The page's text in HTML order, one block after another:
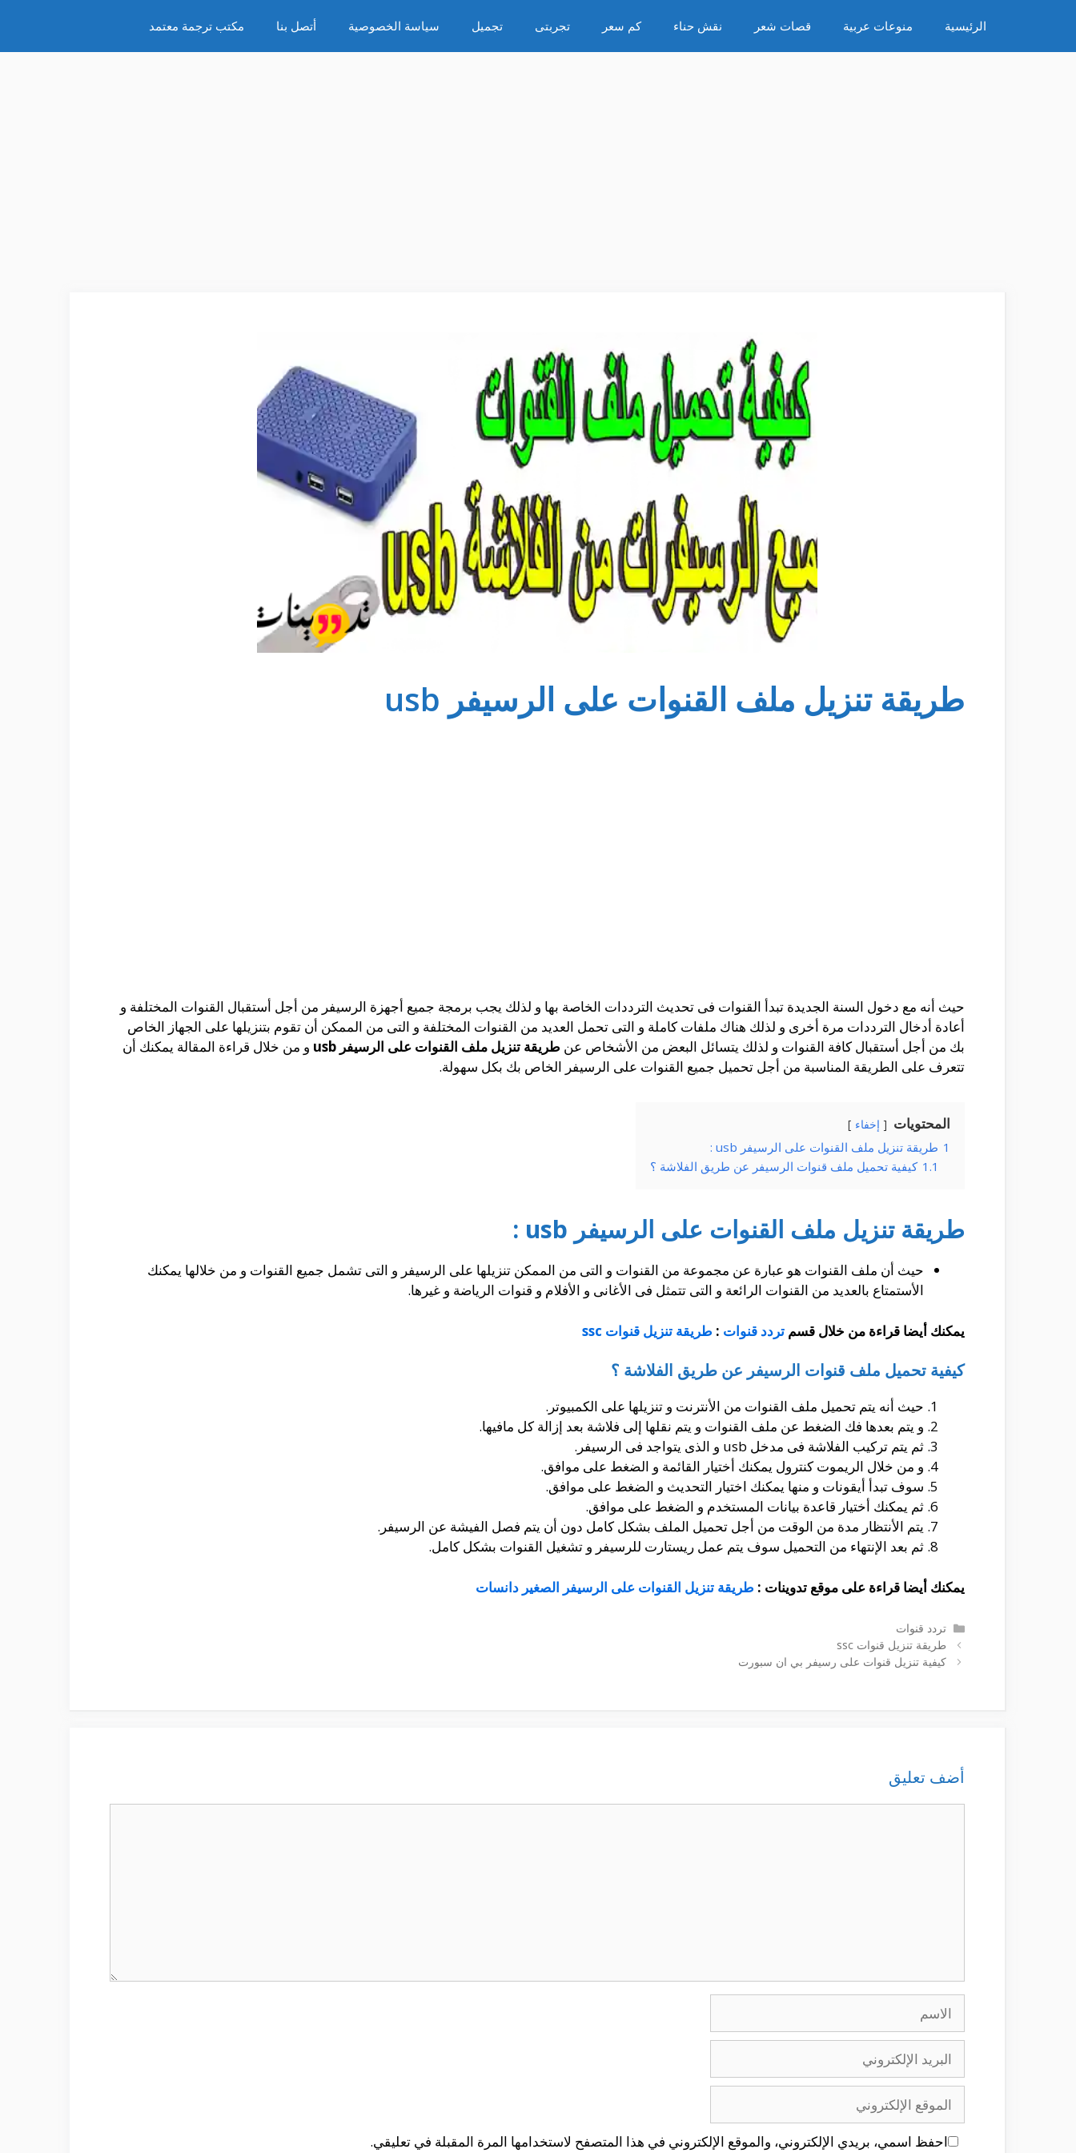
المحتوى
الرئيسية منوعات عربية قصات شعر نقش حناء كم سعر تجربتى تجميل سياسة الخصوصية أتصل بنا مكتب ترجمة معتمد
طريقة تنزيل ملف القنوات على الرسيفر usb
حيث أنه مع دخول السنة الجديدة تبدأ القنوات فى تحديث الترددات الخاصة بها و لذلك يجب برمجة جميع أجهزة الرسيفر من أجل أستقبال القنوات المختلفة و
أعادة أدخال الترددات مرة أخرى و لذلك هناك ملفات كاملة و التى تحمل العديد من القنوات المختلفة و التى من الممكن أن تقوم بتنزيلها على الجهاز الخاص
بك من أجل أستقبال كافة القنوات و لذلك يتسائل البعض من الأشخاص عن طريقة تنزيل ملف القنوات على الرسيفر usb
و من خلال قراءة المقالة يمكنك أن
تتعرف على الطريقة المناسبة من أجل تحميل جميع القنوات على الرسيفر الخاص بك بكل سهولة.
المحتويات إخفاء
1 طريقة تنزيل ملف القنوات على الرسيفر usb :
1.1 كيفية تحميل ملف قنوات الرسيفر عن طريق الفلاشة ؟
طريقة تنزيل ملف القنوات على الرسيفر usb :
حيث أن ملف القنوات هو عبارة عن مجموعة من القنوات و التى من الممكن تنزيلها على الرسيفر و التى تشمل جميع القنوات و من خلالها يمكنك
الأستمتاع بالعديد من القنوات الرائعة و التى تتمثل فى الأغانى و الأفلام و قنوات الرياضة و غيرها.
يمكنك أيضا قراءة من خلال قسم تردد قنوات : طريقة تنزيل قنوات ssc
كيفية تحميل ملف قنوات الرسيفر عن طريق الفلاشة ؟
حيث أنه يتم تحميل ملف القنوات من الأنترنت و تنزيلها على الكمبيوتر.
و يتم بعدها فك الضغط عن ملف القنوات و يتم نقلها إلى فلاشة بعد إزالة كل مافيها.
ثم يتم تركيب الفلاشة فى مدخل usb و الذى يتواجد فى الرسيفر.
و من خلال الريموت كنترول يمكنك أختيار القائمة و الضغط على موافق.
سوف تبدأ أيقونات و منها يمكنك اختيار التحديث و الضغط على موافق.
ثم يمكنك أختيار قاعدة بيانات المستخدم و الضغط على موافق.
يتم الأنتظار مدة من الوقت من أجل تحميل الملف بشكل كامل دون أن يتم فصل الفيشة عن الرسيفر.
ثم بعد الإنتهاء من التحميل سوف يتم عمل ريستارت للرسيفر و تشغيل القنوات بشكل كامل.
يمكنك أيضا قراءة على موقع تدوينات : طريقة تنزيل القنوات على الرسيفر الصغير دانسات
التصنيفات
تردد قنوات
طريقة تنزيل قنوات ssc
كيفية تنزيل قنوات على رسيفر بي ان سبورت
أضف تعليق
الاسم
البريد
الإلكتروني
الموقع
الإلكتروني
احفظ اسمي، بريدي الإلكتروني، والموقع الإلكتروني في هذا المتصفح لاستخدامها المرة المقبلة في تعليقي.